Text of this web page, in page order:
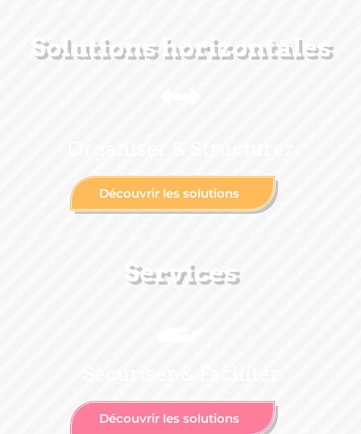
Solutions horizontales
Découvrir les solutions
Services
Découvrir les solutions